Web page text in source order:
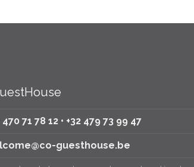
470 71 78 12 • +32 479 73 99 47
guesthouse.be